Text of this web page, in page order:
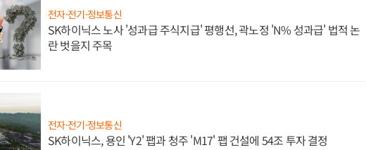
전자·전기·정보통신
SK하이닉스 노사 '성과급 주식지급' 평행선, 곽노정 'N% 성과급' 법적 논
란 벗을지 주목
전자·전기·정보통신
SK하이닉스, 용인 'Y2' 팹과 청주 'M17' 팹 건설에 54조 투자 결정